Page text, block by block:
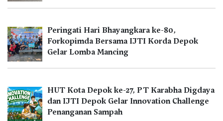
Peringati Hari Bhayangkara ke-80,
Forkopimda Bersama IJTI Korda Depok
Gelar Lomba Mancing
HUT Kota Depok ke-27, PT Karabha Digdaya
dan IJTI Depok Gelar Innovation Challenge
Penanganan Sampah